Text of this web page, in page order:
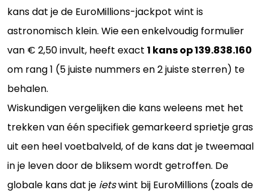
kans dat je de EuroMillions-jackpot wint is
astronomisch klein. Wie een enkelvoudig formulier
van € 2,50 invult, heeft exact 1 kans op 139.838.160
om rang 1 (5 juiste nummers en 2 juiste sterren) te
behalen.
Wiskundigen vergelijken die kans weleens met het
trekken van één specifiek gemarkeerd sprietje gras
uit een heel voetbalveld, of de kans dat je tweemaal
in je leven door de bliksem wordt getroffen. De
globale kans dat je ietswint bij EuroMillions (zoals de